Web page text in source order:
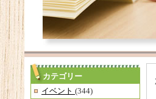
カテゴリー
イベント (344)